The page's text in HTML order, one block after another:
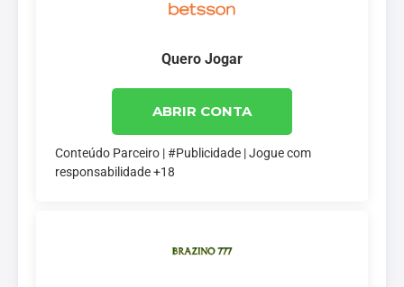
Quero Jogar
ABRIR CONTA
Conteúdo Parceiro | #Publicidade | Jogue com
responsabilidade +18